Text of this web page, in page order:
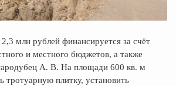
млн рублей финансируется за счёт
и местного бюджетов, а также
А. В. На площади 600 кв. м
тротуарную плитку, установить